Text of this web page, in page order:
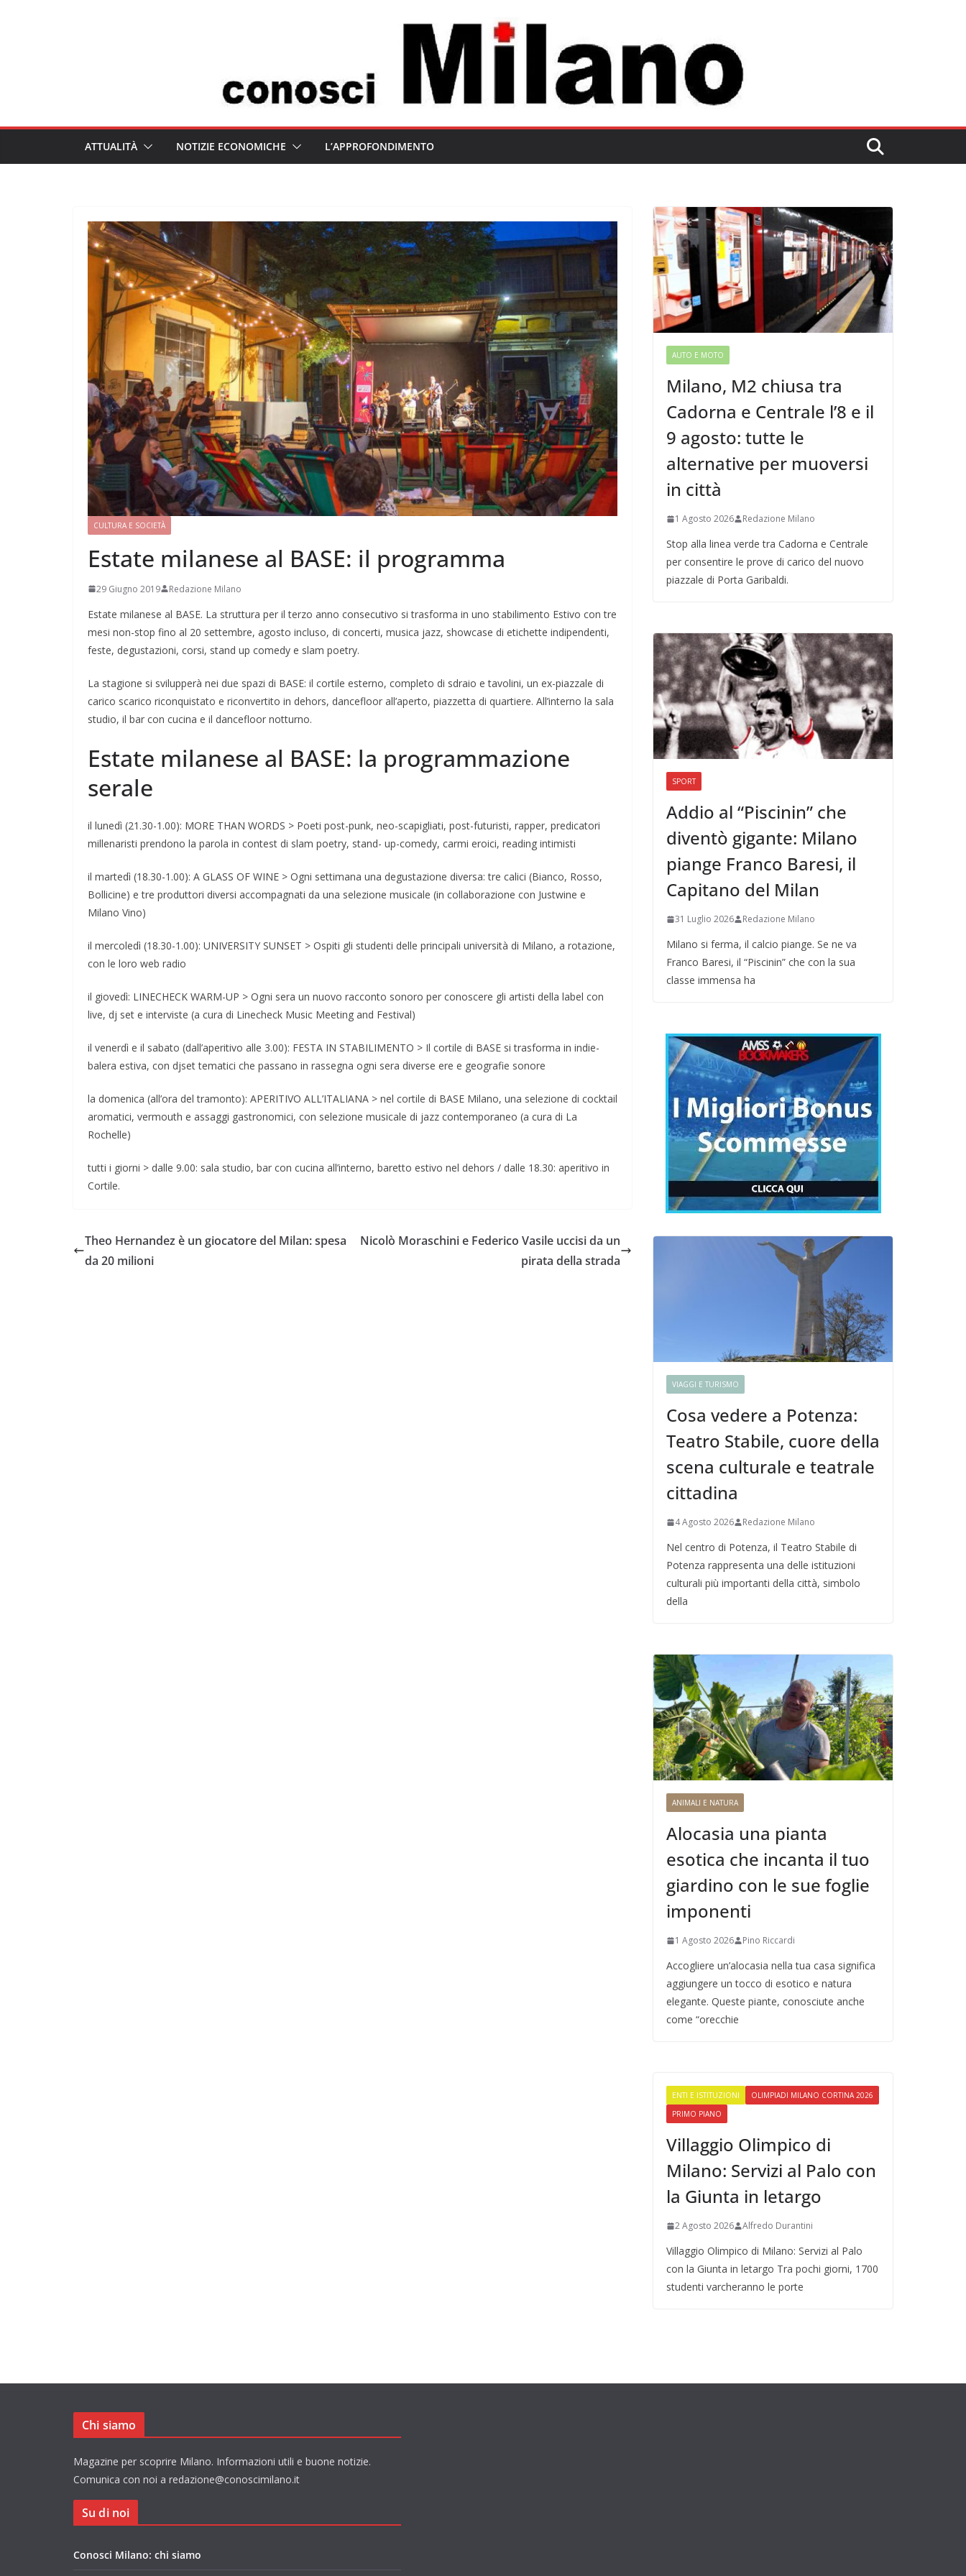
ATTUALITÀ NOTIZIE ECONOMICHE L’APPROFONDIMENTO
CULTURA E SOCIETÀ
Estate milanese al BASE: il programma
29 Giugno 2019 Redazione Milano
Estate milanese al BASE. La struttura per il terzo anno consecutivo si trasforma in uno stabilimento Estivo con tre
mesi non-stop fino al 20 settembre, agosto incluso, di concerti, musica jazz, showcase di etichette indipendenti,
feste, degustazioni, corsi, stand up comedy e slam poetry.
La stagione si svilupperà nei due spazi di BASE: il cortile esterno, completo di sdraio e tavolini, un ex-piazzale di
carico scarico riconquistato e riconvertito in dehors, dancefloor all’aperto, piazzetta di quartiere. All’interno la sala
studio, il bar con cucina e il dancefloor notturno.
Estate milanese al BASE: la programmazione
serale
il lunedì (21.30-1.00): MORE THAN WORDS > Poeti post-punk, neo-scapigliati, post-futuristi, rapper, predicatori
millenaristi prendono la parola in contest di slam poetry, stand- up-comedy, carmi eroici, reading intimisti
il martedì (18.30-1.00): A GLASS OF WINE > Ogni settimana una degustazione diversa: tre calici (Bianco, Rosso,
Bollicine) e tre produttori diversi accompagnati da una selezione musicale (in collaborazione con Justwine e
Milano Vino)
il mercoledì (18.30-1.00): UNIVERSITY SUNSET > Ospiti gli studenti delle principali università di Milano, a rotazione,
con le loro web radio
il giovedì: LINECHECK WARM-UP > Ogni sera un nuovo racconto sonoro per conoscere gli artisti della label con
live, dj set e interviste (a cura di Linecheck Music Meeting and Festival)
il venerdì e il sabato (dall’aperitivo alle 3.00): FESTA IN STABILIMENTO > Il cortile di BASE si trasforma in indie-
balera estiva, con djset tematici che passano in rassegna ogni sera diverse ere e geografie sonore
la domenica (all’ora del tramonto): APERITIVO ALL’ITALIANA > nel cortile di BASE Milano, una selezione di cocktail
aromatici, vermouth e assaggi gastronomici, con selezione musicale di jazz contemporaneo (a cura di La
Rochelle)
tutti i giorni > dalle 9.00: sala studio, bar con cucina all’interno, baretto estivo nel dehors / dalle 18.30: aperitivo in
Cortile.
Theo Hernandez è un giocatore del Milan: spesa
da 20 milioni
Nicolò Moraschini e Federico Vasile uccisi da un
pirata della strada
AUTO E MOTO
Milano, M2 chiusa tra
Cadorna e Centrale l’8 e il
9 agosto: tutte le
alternative per muoversi
in città
1 Agosto 2026 Redazione Milano
Stop alla linea verde tra Cadorna e Centrale
per consentire le prove di carico del nuovo
piazzale di Porta Garibaldi.
SPORT
Addio al “Piscinin” che
diventò gigante: Milano
piange Franco Baresi, il
Capitano del Milan
31 Luglio 2026 Redazione Milano
Milano si ferma, il calcio piange. Se ne va
Franco Baresi, il “Piscinin” che con la sua
classe immensa ha
VIAGGI E TURISMO
Cosa vedere a Potenza:
Teatro Stabile, cuore della
scena culturale e teatrale
cittadina
4 Agosto 2026 Redazione Milano
Nel centro di Potenza, il Teatro Stabile di
Potenza rappresenta una delle istituzioni
culturali più importanti della città, simbolo
della
ANIMALI E NATURA
Alocasia una pianta
esotica che incanta il tuo
giardino con le sue foglie
imponenti
1 Agosto 2026 Pino Riccardi
Accogliere un’alocasia nella tua casa significa
aggiungere un tocco di esotico e natura
elegante. Queste piante, conosciute anche
come “orecchie
ENTI E ISTITUZIONI
OLIMPIADI MILANO CORTINA 2026
PRIMO PIANO
Villaggio Olimpico di
Milano: Servizi al Palo con
la Giunta in letargo
2 Agosto 2026 Alfredo Durantini
Villaggio Olimpico di Milano: Servizi al Palo
con la Giunta in letargo Tra pochi giorni, 1700
studenti varcheranno le porte
Chi siamo
Magazine per scoprire Milano. Informazioni utili e buone notizie.
Comunica con noi a redazione@conoscimilano.it
Su di noi
Conosci Milano: chi siamo